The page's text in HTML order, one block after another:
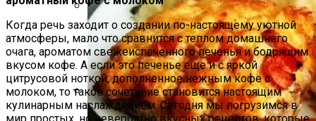
Деревянные Этажерки И Стеллажи Для
Удобного Хранения
Пять Правил Здоровья: Как Уберечь
Когда речь заходит о создании по-настоящему уютной
атмосферы, мало что сравнится с теплом домашнего
очага, ароматом свежеиспеченного печенья и бодрящим
вкусом кофе. А если это печенье еще и с яркой
цитрусовой ноткой, дополненное нежным кофе с
молоком, то такое сочетание становится настоящим
кулинарным наслаждением. Сегодня мы погрузимся в
мир простых, но невероятно вкусных рецептов, которые